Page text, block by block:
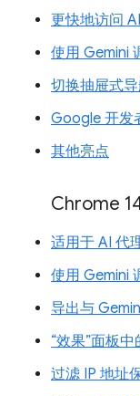
更快地访问
使用 Gemini
切换抽屉式
Google 开发
其他亮点
Chrome
适用于 AI 代
使用 Gemini
导出与
“效果”面板
过滤 IP 地址